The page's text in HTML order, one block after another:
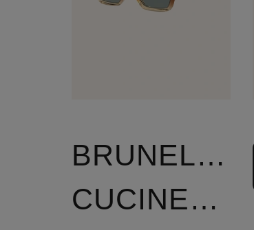
BRUNELLO
CUCINELLI